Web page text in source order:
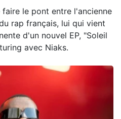
le pont entre l'ancienne
rap français, lui qui vient
d'un nouvel EP, "Soleil
avec Niaks.